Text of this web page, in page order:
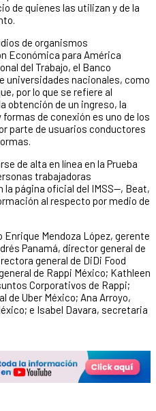
de quienes las utilizan y de la
de organismos
Económica para América
del Trabajo, el Banco
universidades nacionales, como
por lo que se refiere al
obtención de un ingreso, la
de conexión es uno de los
parte de usuarios conductores
de alta en línea en la Prueba
trabajadoras
página oficial del IMSS—, Beat,
al respecto por medio de
Mendoza López, gerente
Panamá, director general de
general de DiDi Food
de Rappi México; Kathleen
Corporativos de Rappi;
de Uber México; Ana Arroyo,
e Isabel Davara, secretaria